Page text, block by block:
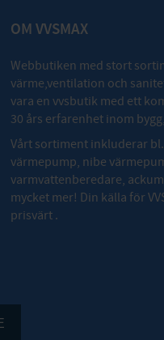
OM VVSMAX
Webbutiken med stort
värme,ventilation och
vara en vvsbutik med ett
30 års erfarenhet inom
Vårt sortiment inkluderar
värmepump, nibe
varmvattenberedare,
mycket mer! Din källa för
prisvärt .